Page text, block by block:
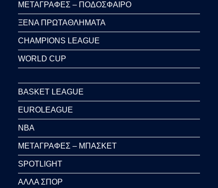
ΜΕΤΑΓΡΑΦΕΣ – ΠΟΔΟΣΦΑΙΡΟ
ΞΕΝΑ ΠΡΩΤΑΘΛΗΜΑΤΑ
CHAMPIONS LEAGUE
WORLD CUP
BASKET LEAGUE
EUROLEAGUE
NBA
ΜΕΤΑΓΡΑΦΕΣ – ΜΠΑΣΚΕΤ
SPOTLIGHT
ΑΛΛΑ ΣΠΟΡ